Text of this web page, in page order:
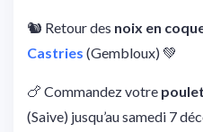
🐿 Retour des noix en
Castries (Gembloux) 💚
🍗 Commandez votre
(Saive) jusqu’au samedi 7